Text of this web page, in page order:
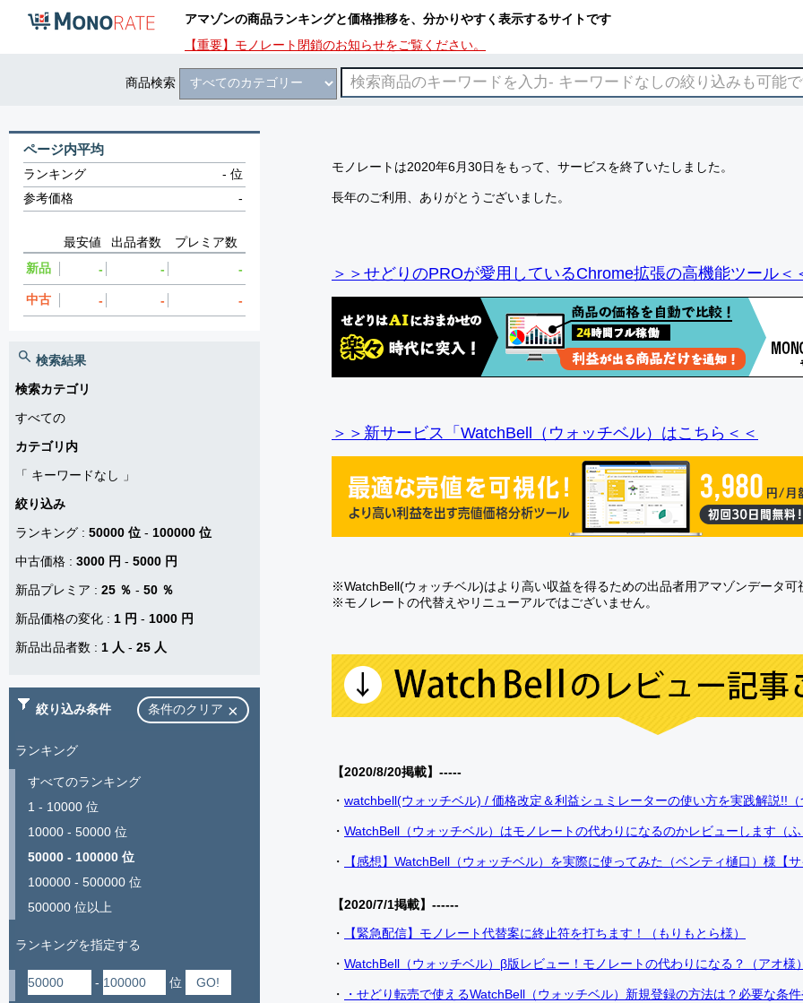
アマゾンの商品ランキングと価格推移を、分かりやすく表示するサイトです
【重要】モノレート閉鎖のお知らせをご覧ください。
商品検索
モノレートは2020年6月30日をもって、サービスを終了いたしました。
長年のご利用、ありがとうございました。
＞＞せどりのPROが愛用しているChrome拡張の高機能ツール＜
＞＞新サービス「WatchBell（ウォッチベル）はこちら＜＜
※WatchBell(ウォッチベル)はより高い収益を得るための出品者用アマゾンデータ可
※モノレートの代替えやリニューアルではございません。
【2020/8/20掲載】-----
・ watchbell(ウォッチベル) / 価格改定＆利益シュミレーターの使い方を実践解説!!
・ WatchBell（ウォッチベル）はモノレートの代わりになるのかレビューします（
・ 【感想】WatchBell（ウォッチベル）を実際に使ってみた（ベンティ樋口）様【
【2020/7/1掲載】------
・
【緊急配信】モノレート代替案に終止符を打ちます！（もりもとら様）
・ WatchBell（ウォッチベル）β版レビュー！モノレートの代わりになる？（アオ様
・ ・せどり転売で使えるWatchBell（ウォッチベル）新規登録の方法は？必要な条
ページ内平均
ランキング -位
参考価格
-
最安値 出品者数
プレミア数
新品
- - -
中古 - - -
検索結果
検索カテゴリ
すべての
カテゴリ内
「 キーワードなし
」
絞り込み
ランキング : 50000 位 - 100000 位
中古価格 : 3000 円 - 5000 円
新品プレミア : 25 ％ - 50 ％
新品価格の変化 : 1 円 - 1000 円
新品出品者数 : 1 人 - 25 人
絞り込み条件 条件のクリア
ランキング
すべてのランキング
1 - 10000 位
10000 - 50000 位
50000 - 100000 位
100000 - 500000 位
500000 位以上
ランキングを指定する
- 位